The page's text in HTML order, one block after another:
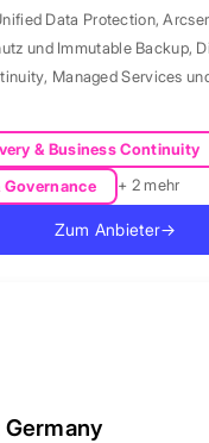
Data Protection,
und Immutable Backup,
, Managed Services
& Business Continuity
Governance
+ 2 mehr
Zum Anbieter→